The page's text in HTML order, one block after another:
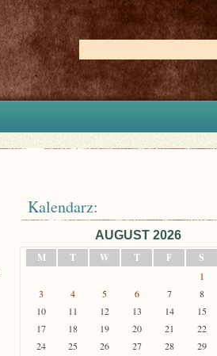
Kalendarz:
AUGUST 2026
M
T W T F S
1
3
4 5 6 7 8
10
11 12 13 14 15
17
18 19 20 21 22
24
25 26 27 28 29